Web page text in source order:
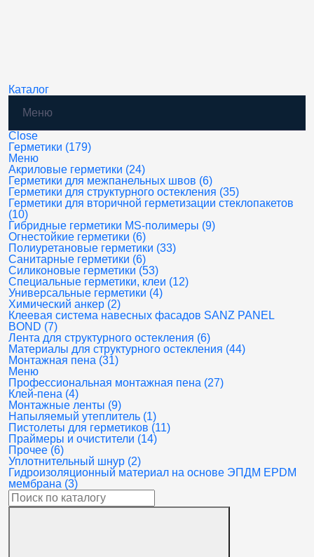
Каталог
Меню
Close
Герметики (179)
Меню
Акриловые герметики (24)
Герметики для межпанельных швов (6)
Герметики для структурного остекления (35)
Герметики для вторичной герметизации стеклопакетов
(10)
Гибридные герметики MS-полимеры (9)
Огнестойкие герметики (6)
Полиуретановые герметики (33)
Санитарные герметики (6)
Силиконовые герметики (53)
Специальные герметики, клеи (12)
Универсальные герметики (4)
Химический анкер (2)
Клеевая система навесных фасадов SANZ PANEL
BOND (7)
Лента для структурного остекления (6)
Материалы для структурного остекления (44)
Монтажная пена (31)
Меню
Профессиональная монтажная пена (27)
Клей-пена (4)
Монтажные ленты (9)
Напыляемый утеплитель (1)
Пистолеты для герметиков (11)
Праймеры и очистители (14)
Прочее (6)
Уплотнительный шнур (2)
Гидроизоляционный материал на основе ЭПДМ EPDM
мембрана (3)